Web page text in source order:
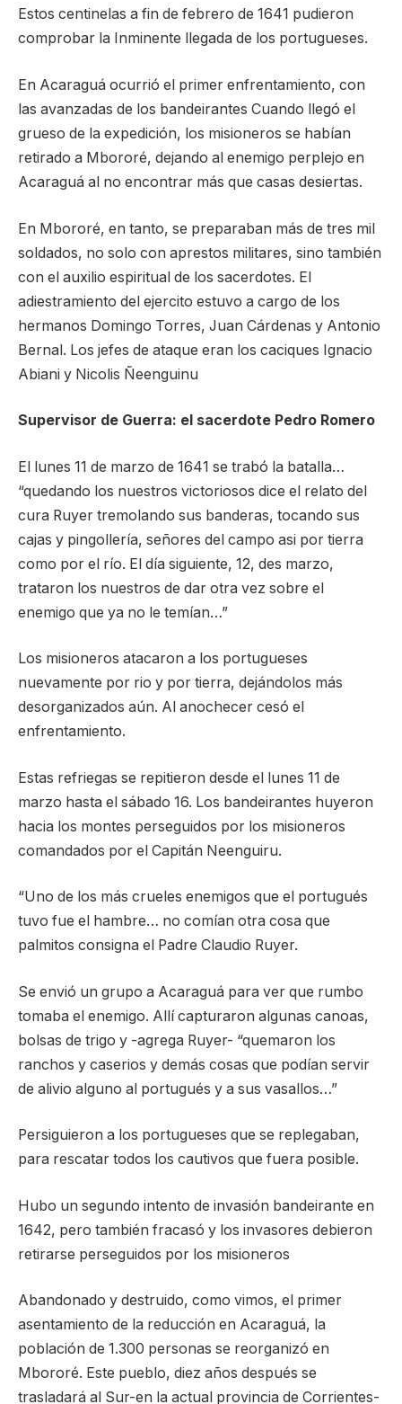
Estos centinelas a fin de febrero de 1641 pudieron
comprobar la Inminente llegada de los portugueses.
En Acaraguá ocurrió el primer enfrentamiento, con
las avanzadas de los bandeirantes Cuando llegó el
grueso de la expedición, los misioneros se habían
retirado a Mbororé, dejando al enemigo perplejo en
Acaraguá al no encontrar más que casas desiertas.
En Mbororé, en tanto, se preparaban más de tres mil
soldados, no solo con aprestos militares, sino también
con el auxilio espiritual de los sacerdotes. El
adiestramiento del ejercito estuvo a cargo de los
hermanos Domingo Torres, Juan Cárdenas y Antonio
Bernal. Los jefes de ataque eran los caciques Ignacio
Abiani y Nicolis Ñeenguinu
Supervisor de Guerra: el sacerdote Pedro Romero
El lunes 11 de marzo de 1641 se trabó la batalla…
“quedando los nuestros victoriosos dice el relato del
cura Ruyer tremolando sus banderas, tocando sus
cajas y pingollería, señores del campo asi por tierra
como por el río. El día siguiente, 12, des marzo,
trataron los nuestros de dar otra vez sobre el
enemigo que ya no le temían…”
Los misioneros atacaron a los portugueses
nuevamente por rio y por tierra, dejándolos más
desorganizados aún. Al anochecer cesó el
enfrentamiento.
Estas refriegas se repitieron desde el lunes 11 de
marzo hasta el sábado 16. Los bandeirantes huyeron
hacia los montes perseguidos por los misioneros
comandados por el Capitán Neenguiru.
“Uno de los más crueles enemigos que el portugués
tuvo fue el hambre… no comían otra cosa que
palmitos consigna el Padre Claudio Ruyer.
Se envió un grupo a Acaraguá para ver que rumbo
tomaba el enemigo. Allí capturaron algunas canoas,
bolsas de trigo y -agrega Ruyer- “quemaron los
ranchos y caserios y demás cosas que podían servir
de alivio alguno al portugués y a sus vasallos…”
Persiguieron a los portugueses que se replegaban,
para rescatar todos los cautivos que fuera posible.
Hubo un segundo intento de invasión bandeirante en
1642, pero también fracasó y los invasores debieron
retirarse perseguidos por los misioneros
Abandonado y destruido, como vimos, el primer
asentamiento de la reducción en Acaraguá, la
población de 1.300 personas se reorganizó en
Mbororé. Este pueblo, diez años después se
trasladará al Sur-en la actual provincia de Corrientes-